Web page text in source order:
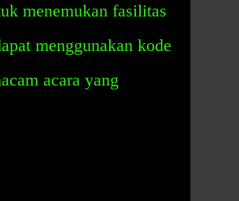
menemukan fasilitas
menggunakan kode
acara yang